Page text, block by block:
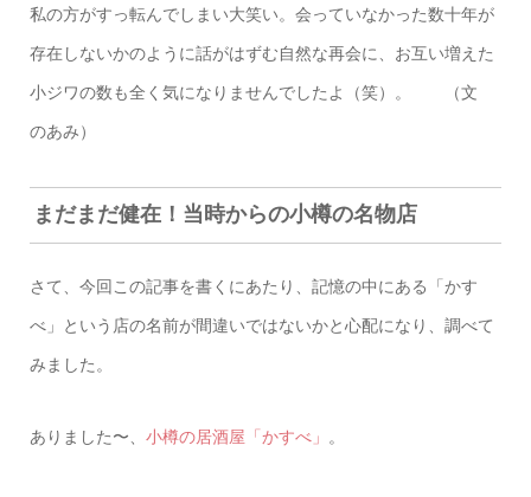
私の方がすっ転んでしまい大笑い。会っていなかった数十年が
存在しないかのように話がはずむ自然な再会に、お互い増えた
小ジワの数も全く気になりませんでしたよ（笑）。 （文
のあみ）
まだまだ健在！当時からの小樽の名物店
さて、今回この記事を書くにあたり、記憶の中にある「かす
べ」という店の名前が間違いではないかと心配になり、調べて
みました。
ありました〜、 小樽の居酒屋「かすべ」 。